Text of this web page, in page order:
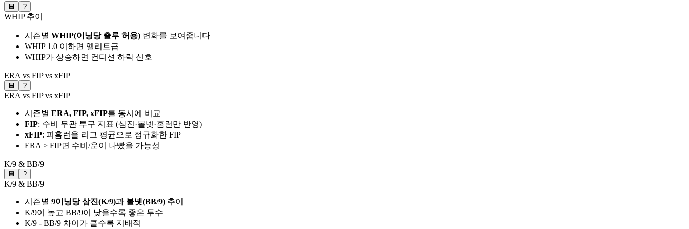
💾 ?
WHIP 추이
시즌별 WHIP(이닝당 출루 허용) 변화를 보여줍니다
WHIP 1.0 이하면 엘리트급
WHIP가 상승하면 컨디션 하락 신호
ERA vs FIP vs xFIP
💾 ?
ERA vs FIP vs xFIP
시즌별 ERA, FIP, xFIP를 동시에 비교
FIP: 수비 무관 투구 지표 (삼진·볼넷·홈런만 반영)
xFIP: 피홈런을 리그 평균으로 정규화한 FIP
ERA > FIP면 수비/운이 나빴을 가능성
K/9 & BB/9
💾 ?
K/9 & BB/9
시즌별 9이닝당 삼진(K/9)과 볼넷(BB/9) 추이
K/9이 높고 BB/9이 낮을수록 좋은 투수
K/9 - BB/9 차이가 클수록 지배적